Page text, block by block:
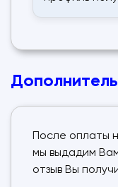
После оплаты
мы выдадим
отзыв Вы